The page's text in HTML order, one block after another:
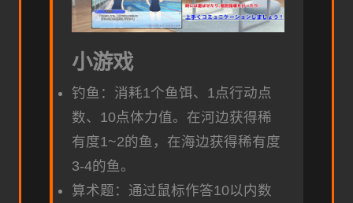
小游戏
钓鱼：消耗1个鱼饵、1点行动点
数、10点体力值。在河边获得稀
有度1~2的鱼，在海边获得稀有度
3-4的鱼。
算术题：通过鼠标作答10以内数